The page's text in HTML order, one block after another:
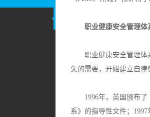
职业健康安全管理体
职业健康安全管理体
失的需要，开始建立自律
1996年，英国颁布
系》的指导性文件；